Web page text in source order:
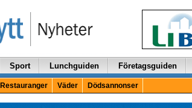
Sport Lunchguiden Företagsguiden
Restauranger Väder Dödsannonser